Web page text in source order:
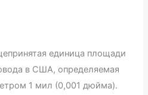
единица площади
в США, определяемая
1 мил (0,001 дюйма).